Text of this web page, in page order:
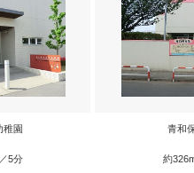
稚園
5分
青和
約